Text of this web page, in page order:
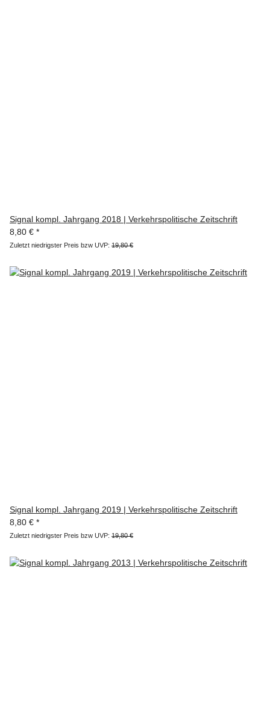
Signal kompl. Jahrgang 2018 | Verkehrspolitische Zeitschrift
8,80 € *
Zuletzt niedrigster Preis bzw UVP: 19,80 €
Signal kompl. Jahrgang 2019 | Verkehrspolitische Zeitschrift
8,80 € *
Zuletzt niedrigster Preis bzw UVP: 19,80 €